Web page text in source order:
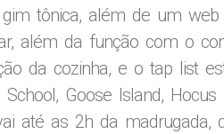
tônica, além de um
além da função com o
da cozinha, e o tap list
Goose Island,
até as 2h da madrugada,